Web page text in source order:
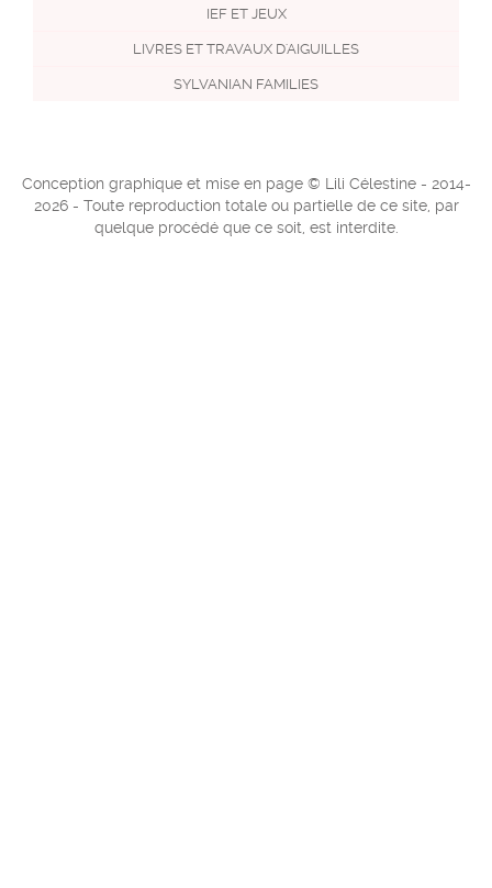
IEF ET JEUX
LIVRES ET TRAVAUX D'AIGUILLES
SYLVANIAN FAMILIES
Conception graphique et mise en page © Lili Célestine - 2014-
2026 - Toute reproduction totale ou partielle de ce site, par
quelque procédé que ce soit, est interdite.